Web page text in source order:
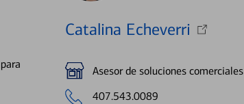
Catalina Echeverri
Asesor de soluciones comerciales
407.543.0089